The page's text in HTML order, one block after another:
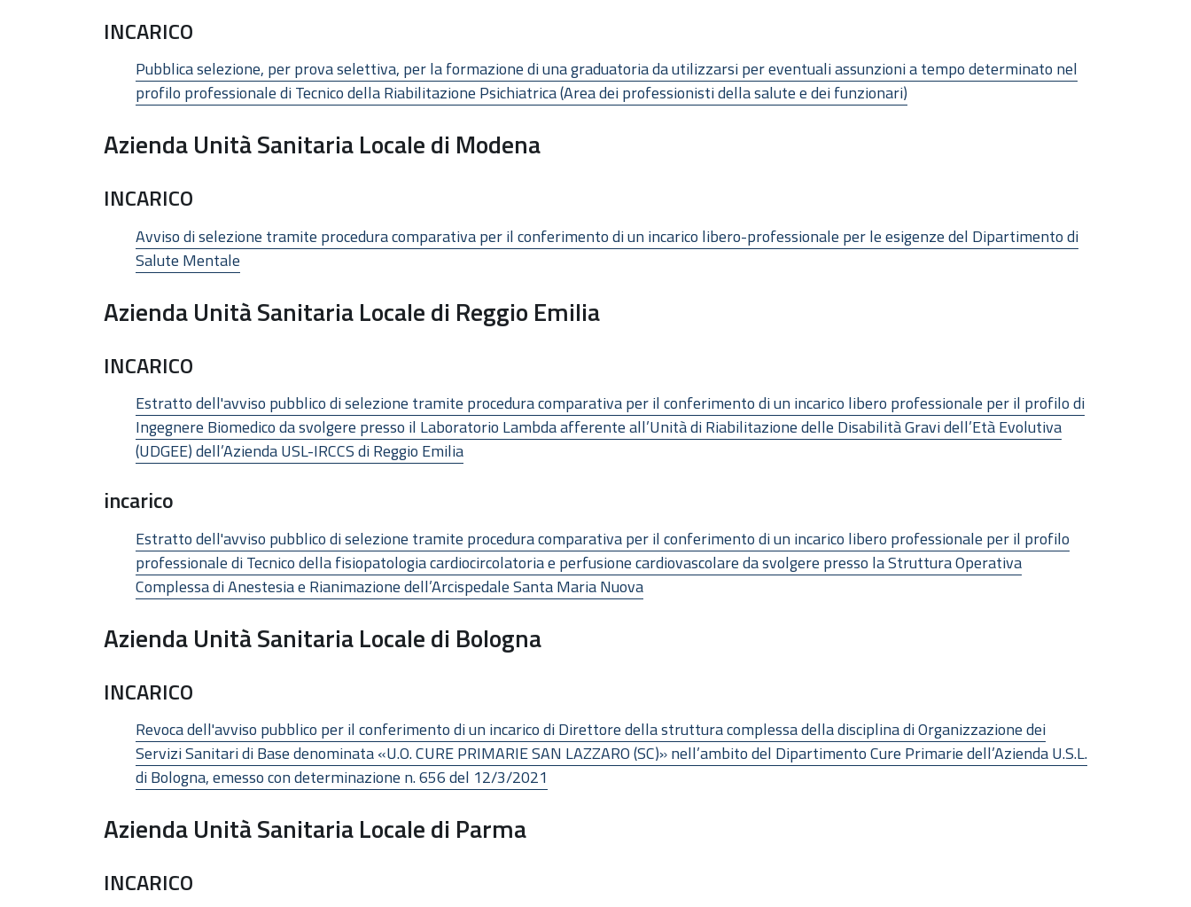
INCARICO
Pubblica selezione, per prova selettiva, per la formazione di una graduatoria da utilizzarsi per eventuali assunzioni a tempo determinato nel
profilo professionale di Tecnico della Riabilitazione Psichiatrica (Area dei professionisti della salute e dei funzionari)
Azienda Unità Sanitaria Locale di Modena
INCARICO
Avviso di selezione tramite procedura comparativa per il conferimento di un incarico libero-professionale per le esigenze del Dipartimento di
Salute Mentale
Azienda Unità Sanitaria Locale di Reggio Emilia
INCARICO
Estratto dell'avviso pubblico di selezione tramite procedura comparativa per il conferimento di un incarico libero professionale per il profilo di
Ingegnere Biomedico da svolgere presso il Laboratorio Lambda afferente all’Unità di Riabilitazione delle Disabilità Gravi dell’Età Evolutiva
(UDGEE) dell’Azienda USL-IRCCS di Reggio Emilia
incarico
Estratto dell'avviso pubblico di selezione tramite procedura comparativa per il conferimento di un incarico libero professionale per il profilo
professionale di Tecnico della fisiopatologia cardiocircolatoria e perfusione cardiovascolare da svolgere presso la Struttura Operativa
Complessa di Anestesia e Rianimazione dell’Arcispedale Santa Maria Nuova
Azienda Unità Sanitaria Locale di Bologna
INCARICO
Revoca dell'avviso pubblico per il conferimento di un incarico di Direttore della struttura complessa della disciplina di Organizzazione dei
Servizi Sanitari di Base denominata «U.O. CURE PRIMARIE SAN LAZZARO (SC)» nell’ambito del Dipartimento Cure Primarie dell’Azienda U.S.L.
di Bologna, emesso con determinazione n. 656 del 12/3/2021
Azienda Unità Sanitaria Locale di Parma
INCARICO